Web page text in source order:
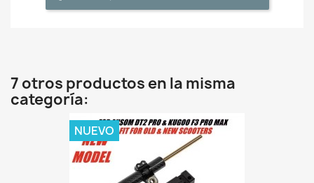
7 otros productos en la misma
categoría:
NUEVO